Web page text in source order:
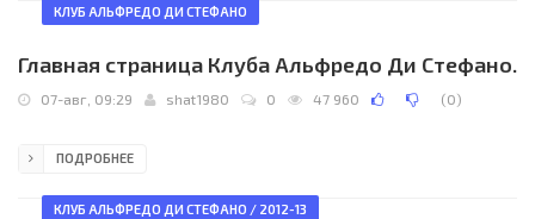
25 забитых мячей в матчах еврокубковых турниров — это
великого «Реала» образца 50-х годов. Некоторое время назад
КЛУБ АЛЬФРЕДО ДИ СТЕФАНО
Главная страница Клуба Альфредо Ди Стефано.
07-авг, 09:29 shat1980 0 47 960 (0)
ПОДРОБНЕЕ
КЛУБ АЛЬФРЕДО ДИ СТЕФАНО / 2012-13